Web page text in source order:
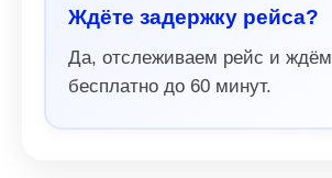
Ждёте задержку рейса?
Да, отслеживаем рейс и ждём
бесплатно до 60 минут.